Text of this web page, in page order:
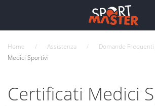
Home Assistenza Domande Frequenti
Medici Sportivi
Certificati Medici